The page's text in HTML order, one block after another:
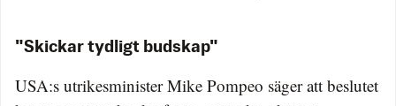
"Skickar tydligt budskap"
USA:s utrikesminister Mike Pompeo säger att beslutet